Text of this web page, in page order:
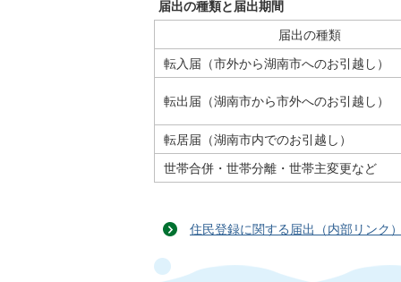
届出の種類と届出期間
届出の種類
転入届（市外から湖南市へのお引越し）
転出届（湖南市から市外へのお引越し）
転居届（湖南市内でのお引越し）
世帯合併・世帯分離・世帯主変更など
住民登録に関する届出（内部リンク）